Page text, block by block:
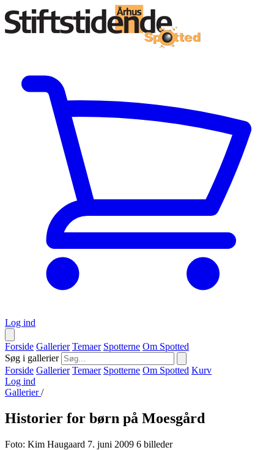
Log ind
Forside Gallerier Temaer Spotterne Om Spotted
Søg i gallerier
Forside Gallerier Temaer Spotterne Om Spotted Kurv
Log ind
Gallerier/
Historier for børn på Moesgård
Foto: Kim Haugaard 7. juni 2009 6 billeder